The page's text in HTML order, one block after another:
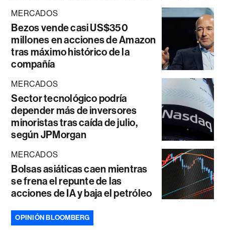
MERCADOS
Bezos vende casi US$350
millones en acciones de Amazon
tras máximo histórico de la
compañía
MERCADOS
Sector tecnológico podría
depender más de inversores
minoristas tras caída de julio,
según JPMorgan
MERCADOS
Bolsas asiáticas caen mientras
se frena el repunte de las
acciones de IA y baja el petróleo
OPINIÓN BLOOMBERG